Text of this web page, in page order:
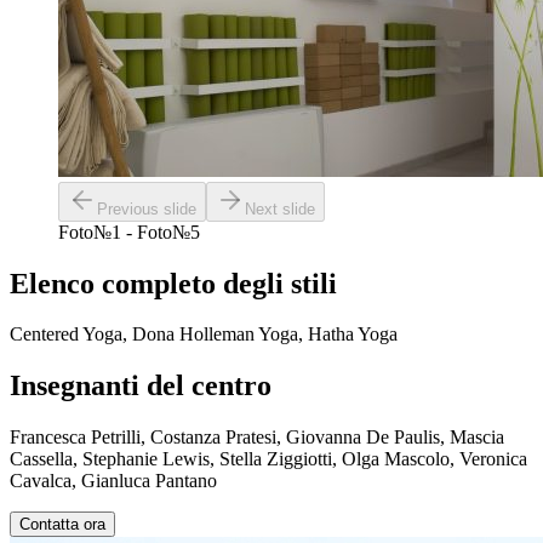
Previous slide Next slide
Foto№1 - Foto№5
Elenco completo degli stili
Centered Yoga, Dona Holleman Yoga, Hatha Yoga
Insegnanti del centro
Francesca Petrilli, Costanza Pratesi, Giovanna De Paulis, Mascia
Cassella, Stephanie Lewis, Stella Ziggiotti, Olga Mascolo, Veronica
Cavalca, Gianluca Pantano
Contatta ora